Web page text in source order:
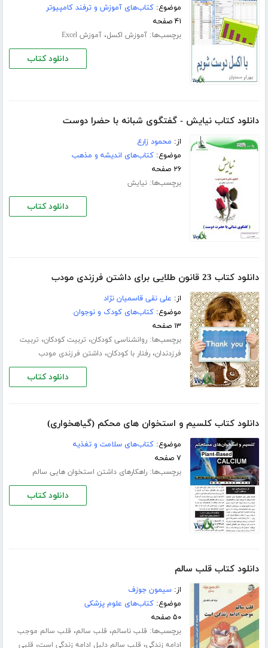
موضوع:کتاب‌های آموزش و ترفند کامپیوتر
۴۱ صفحه
برچسب‌ها:آموزش اکسل،آموزش Excel
دانلود کتاب
دانلود کتاب نیایش - گفتگوی شبانه با حضرا دوست
از: محمود زارع
موضوع:کتاب‌های اندیشه و مذهب
۲۶ صفحه
برچسب‌ها:نیایش
دانلود کتاب
دانلود کتاب 23 قانون طلایی برای داشتن فرزندی مودب
از: علی نقی قاسمیان نژاد
موضوع:کتاب‌های کودک و نوجوان
۱۳ صفحه
برچسب‌ها:روانشناسی کودکان، تربیت کودکان، تربیت
فرزدندان،رفتار با کودکان،داشتن فرزندی مودب
دانلود کتاب
دانلود کتاب کلسیم و استخوان های محکم (گیاهخواری)
موضوع:کتاب‌های سلامت و تغذیه
۷ صفحه
برچسب‌ها:راهکارهای داشتن استخوان هایی سالم
دانلود کتاب
دانلود کتاب قلب سالم
از:سیمون جوزف
موضوع:کتاب‌های علوم پزشکی
۵۰ صفحه
برچسب‌ها: قلب ناسالم، قلب سالم، قلب سالم موجب
ادامه زندگی، قلب سالم دلیل ادامه زندگی است، قلبی